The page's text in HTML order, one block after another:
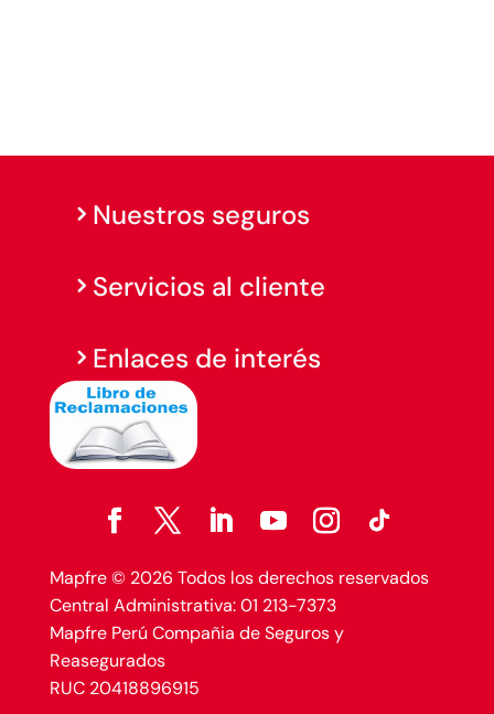
Nuestros seguros
Servicios al cliente
Enlaces de interés
Mapfre © 2026 Todos los derechos reservados
Central Administrativa: 01 213-7373
Mapfre Perú Compañia de Seguros y
Reasegurados
RUC 20418896915